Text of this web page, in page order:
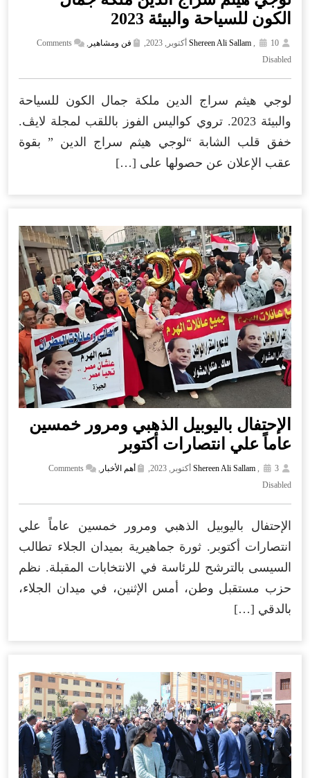
الكون للسياحة والبيئة 2023
Shereen Ali Sallam , 10 أكتوبر, 2023, فن ومشاهير ,
Comments
Disabled
لوجي هيثم سراج الدين ملكة جمال الكون للسياحة
والبيئة 2023. تروي كواليس الفوز باللقب لمجلة لايڤ.
خفق قلب الشابة “لوجي هيثم سراج الدين ” بقوة
عقب الإعلان عن حصولها على […]
الإحتفال باليوبيل الذهبي ومرور خمسين
عاماً علي انتصارات أكتوبر
Shereen Ali Sallam , 3 أكتوبر, 2023, أهم الأخبار ,
Comments
Disabled
الإحتفال باليوبيل الذهبي ومرور خمسين عاماً علي
انتصارات أكتوبر. ثورة جماهيرية بميدان الجلاء تطالب
السيسى بالترشح للرئاسة في الانتخابات المقبلة. نظم
حزب مستقبل وطن، أمس الإثنين، في ميدان الجلاء،
بالدقي […]